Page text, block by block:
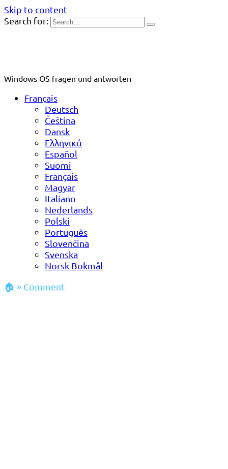
Skip to content
Search for:
Windows OS fragen und antworten
Français
Deutsch
Čeština
Dansk
Ελληνικά
Español
Suomi
Français
Magyar
Italiano
Nederlands
Polski
Português
Slovenčina
Svenska
Norsk Bokmål
🏠 » Comment